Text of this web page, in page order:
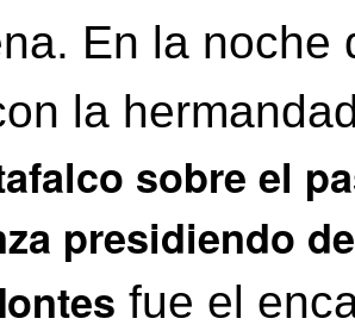
En la noche
la
sobre el
presidiendo
fue el